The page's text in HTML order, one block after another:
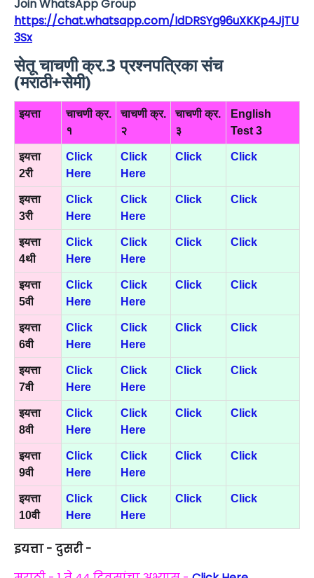
Join WhatsApp Group
https://chat.whatsapp.com/IdDRSYg96uXKKp4JjTU
3Sx
सेतू चाचणी क्र.3 प्रश्नपत्रिका संच
(मराठी+सेेेमी)
इयत्ता
चाचणी क्र.
१
चाचणी क्र.
२
चाचणी क्र.
३
English
Test 3
इयत्ता
2री
Click
Here
Click
Here
Click Click
इयत्ता
3री
Click
Here
Click
Here
Click Click
इयत्ता
4थी
Click
Here
Click
Here
Click Click
इयत्ता
5वी
Click
Here
Click
Here
Click Click
इयत्ता
6वी
Click
Here
Click
Here
Click Click
इयत्ता
7वी
Click
Here
Click
Here
Click Click
इयत्ता
8वी
Click
Here
Click
Here
Click Click
इयत्ता
9वी
Click
Here
Click
Here
Click Click
इयत्ता
10वी
Click
Here
Click
Here
Click Click
इयत्ता - दुसरी -